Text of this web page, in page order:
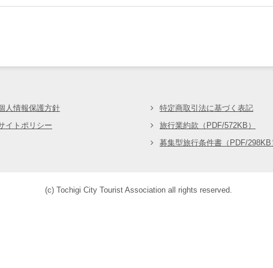
会人情報保護方針
イトポリシー
特定商取引法に基づく表記
旅行業約款（PDF/572KB）
募集型旅行条件書（PDF/298KB
(c) Tochigi City Tourist Association all rights reserved.